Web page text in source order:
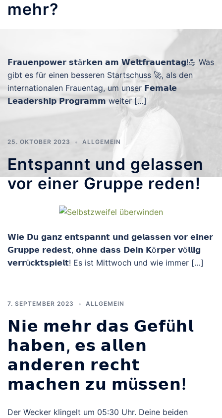
mehr?
𝗙𝗿𝗮𝘂𝗲𝗻𝗽𝗼𝘄𝗲𝗿 𝘀𝘁ä𝗿𝗸𝗲𝗻 𝗮𝗺 𝗪𝗲𝗹𝘁𝗳𝗿𝗮𝘂𝗲𝗻𝘁𝗮𝗴!💪 Was
gibt es für einen besseren Startschuss 🚀, als den
internationalen Frauentag, um unser 𝗙𝗲𝗺𝗮𝗹𝗲
𝗟𝗲𝗮𝗱𝗲𝗿𝘀𝗵𝗶𝗽 𝗣𝗿𝗼𝗴𝗿𝗮𝗺𝗺 weiter […]
25. OKTOBER 2023 ALLGEMEIN
Entspannt und gelassen
vor einer Gruppe reden!
𝗪𝗶𝗲 𝗗𝘂 𝗴𝗮𝗻𝘇 𝗲𝗻𝘁𝘀𝗽𝗮𝗻𝗻𝘁 𝘂𝗻𝗱 𝗴𝗲𝗹𝗮𝘀𝘀𝗲𝗻 𝘃𝗼𝗿 𝗲𝗶𝗻𝗲𝗿
𝗚𝗿𝘂𝗽𝗽𝗲 𝗿𝗲𝗱𝗲𝘀𝘁, 𝗼𝗵𝗻𝗲 𝗱𝗮𝘀𝘀 𝗗𝗲𝗶𝗻 𝗞ö𝗿𝗽𝗲𝗿 𝘃ö𝗹𝗹𝗶𝗴
𝘃𝗲𝗿𝗿ü𝗰𝗸𝘁𝘀𝗽𝗶𝗲𝗹𝘁! Es ist Mittwoch und wie immer […]
7. SEPTEMBER 2023 ALLGEMEIN
𝗡𝗶𝗲 𝗺𝗲𝗵𝗿 𝗱𝗮𝘀 𝗚𝗲𝗳ü𝗵𝗹
𝗵𝗮𝗯𝗲𝗻, 𝗲𝘀 𝗮𝗹𝗹𝗲𝗻
𝗮𝗻𝗱𝗲𝗿𝗲𝗻 𝗿𝗲𝗰𝗵𝘁
𝗺𝗮𝗰𝗵𝗲𝗻 𝘇𝘂 𝗺ü𝘀𝘀𝗲𝗻!
Der Wecker klingelt um 05:30 Uhr. Deine beiden